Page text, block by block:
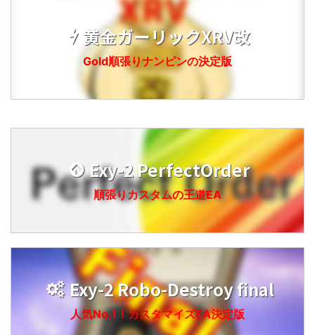
黄金ガーリックXRV改
Gold順張りナンピンの決定版
Exy-2 PerfectOrder
順張りカスタムの王道EA
Exy-2 Robo-Destroy final
人気No.1！カスタマイズEA決定版